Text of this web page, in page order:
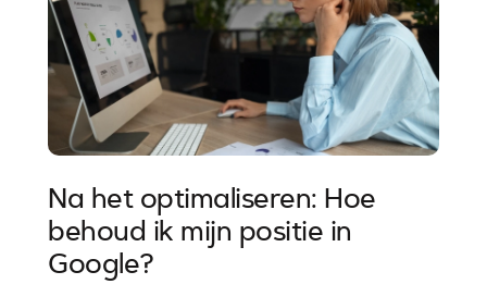
Na het optimaliseren: Hoe
behoud ik mijn positie in
Google?